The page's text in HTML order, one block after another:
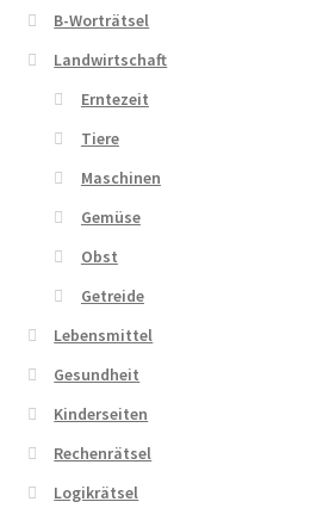
B-Worträtsel
Landwirtschaft
Erntezeit
Tiere
Maschinen
Gemüse
Obst
Getreide
Lebensmittel
Gesundheit
Kinderseiten
Rechenrätsel
Logikrätsel